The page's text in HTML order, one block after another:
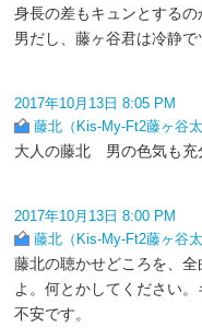
身長の差もキュンとする
男だし、藤ヶ谷君は冷静で
2017年10月13日 8:05 PM
藤北（Kis-My-Ft2藤ヶ谷
大人の藤北 男の色気も
2017年10月13日 8:00 PM
藤北（Kis-My-Ft2藤ヶ谷
藤北の聴かせどころを、
よ。何とかしてください
不安です。